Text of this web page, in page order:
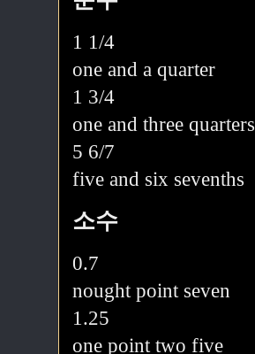
1 1/4
one and a quarter
1 3/4
one and three quarters
5 6/7
five and six sevenths
소수
0.7
nought point seven
1.25
one point two five